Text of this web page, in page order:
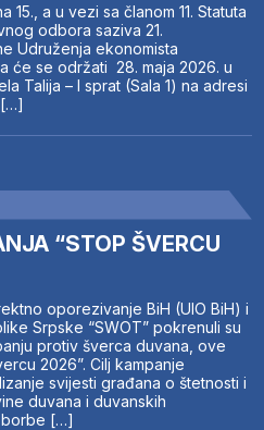
15., a u vezi sa članom 11. Statuta
odbora saziva 21.
Udruženja ekonomista
će se održati 28. maja 2026. u
Talija – I sprat (Sala 1) na adresi
[…]
“STOP ŠVERCU
oporezivanje BiH (UIO BiH) i
Srpske “SWOT” pokrenuli su
protiv šverca duvana, ove
2026”. Cilj kampanje
svijesti građana o štetnosti i
duvana i duvanskih
borbe […]